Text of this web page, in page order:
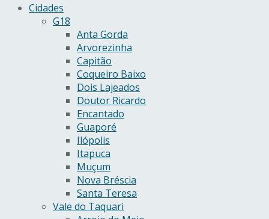
Cidades
G18
Anta Gorda
Arvorezinha
Capitão
Coqueiro Baixo
Dois Lajeados
Doutor Ricardo
Encantado
Guaporé
Ilópolis
Itapuca
Muçum
Nova Bréscia
Santa Teresa
Vale do Taquari